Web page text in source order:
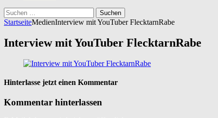
Suchen
nach:
StartseiteMedienInterview mit YouTuber FlecktarnRabe
Interview mit YouTuber FlecktarnRabe
Hinterlasse jetzt einen Kommentar
Kommentar hinterlassen